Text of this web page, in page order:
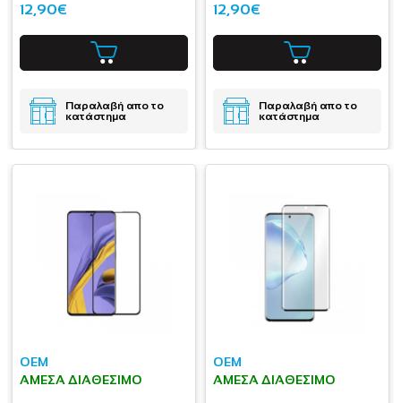
12,90€
Παραλαβή απο το
κατάστημα
12,90€
Παραλαβή απο το
κατάστημα
OEM
ΆΜΕΣΑ ΔΙΑΘΈΣΙΜΟ
OEM
ΆΜΕΣΑ ΔΙΑΘΈΣΙΜΟ